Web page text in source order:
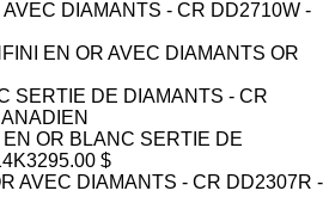
EN OR AVEC DIAMANTS OR
EN OR BLANC SERTIE DE
3295.00 $